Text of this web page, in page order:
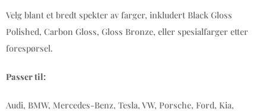
Velg blant et bredt spekter av farger, inkludert Black Gloss
Polished, Carbon Gloss, Gloss Bronze, eller spesialfarger etter
forespørsel.
Passer til:
Audi, BMW, Mercedes-Benz, Tesla, VW, Porsche, Ford, Kia,